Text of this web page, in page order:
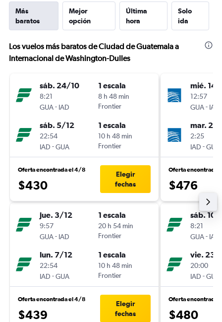
Más
baratos
Mejor
opción
Última
hora
Solo
ida
Los vuelos más baratos de Ciudad de Guatemala a
Internacional de Washington-Dulles
sáb. 24/10
8:21
GUA- IAD
1 escala
8 h 48 min
Frontier
sáb. 5/12
22:54
IAD -GUA
1 escala
10 h 48 min
Frontier
Oferta encontrada el 4/8
$430
Elegir
fechas
jue. 3/12
9:57
GUA- IAD
1 escala
20 h 54 min
Frontier
lun. 7/12
22:54
IAD -GUA
1 escala
10 h 48 min
Frontier
Oferta encontrada el 4/8
$439
Elegir
fechas
mié. 14/
12:57
GUA- IAD
mar.
2:25
IAD -GUA
Oferta encontrada
$476
sáb. 10/
8:21
GUA- IAD
vie. 23/
20:00
IAD -GUA
Oferta encontrada
$480